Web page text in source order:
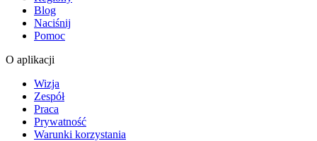
Blog
Naciśnij
Pomoc
O aplikacji
Wizja
Zespół
Praca
Prywatność
Warunki korzystania